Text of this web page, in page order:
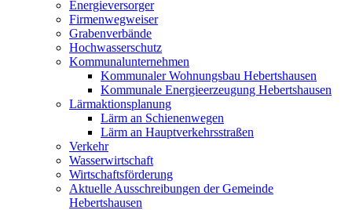
Energieversorger
Firmenwegweiser
Grabenverbände
Hochwasserschutz
Kommunalunternehmen
Kommunaler Wohnungsbau Hebertshausen
Kommunale Energieerzeugung Hebertshausen
Lärmaktionsplanung
Lärm an Schienenwegen
Lärm an Hauptverkehrsstraßen
Verkehr
Wasserwirtschaft
Wirtschaftsförderung
Aktuelle Ausschreibungen der Gemeinde
Hebertshausen